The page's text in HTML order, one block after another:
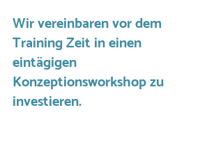
Wir vereinbaren vor dem
Training Zeit in einen
eintägigen
Konzeptionsworkshop zu
investieren.